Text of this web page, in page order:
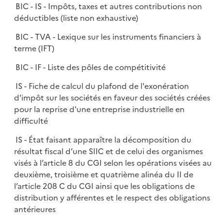
BIC - IS - Impôts, taxes et autres contributions non
déductibles (liste non exhaustive)
BIC - TVA - Lexique sur les instruments financiers à
terme (IFT)
BIC - IF - Liste des pôles de compétitivité
IS - Fiche de calcul du plafond de l'exonération
d'impôt sur les sociétés en faveur des sociétés créées
pour la reprise d'une entreprise industrielle en
difficulté
IS - État faisant apparaître la décomposition du
résultat fiscal d’une SIIC et de celui des organismes
visés à l’article 8 du CGI selon les opérations visées au
deuxième, troisième et quatrième alinéa du II de
l’article 208 C du CGI ainsi que les obligations de
distribution y afférentes et le respect des obligations
antérieures